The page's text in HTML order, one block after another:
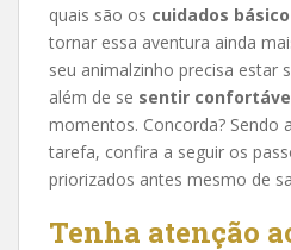
quais são os cuidados
tornar essa aventura ainda
seu animalzinho precisa estar
além de se sentir
momentos. Concorda? Sendo
tarefa, confira a seguir os
priorizados antes mesmo de
Tenha atenção